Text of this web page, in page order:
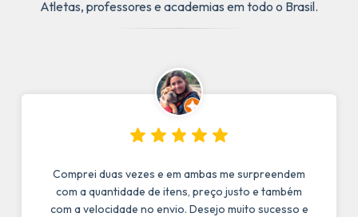
Atletas, professores e academias em todo o Brasil.
Comprei duas vezes e em ambas me surpreendem
com a quantidade de itens, preço justo e também
com a velocidade no envio. Desejo muito sucesso e